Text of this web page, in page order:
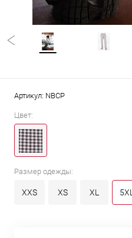
Артикул: NBCP
Цвет:
Размер одежды:
XXS XS XL 5XL